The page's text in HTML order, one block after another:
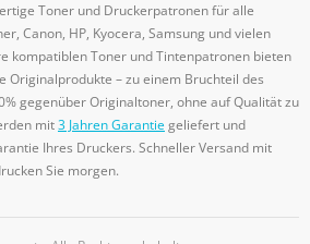
Toner und Druckerpatronen für alle
Canon, HP, Kyocera, Samsung und vielen
kompatiblen Toner und Tintenpatronen bieten
Originalprodukte – zu einem Bruchteil des
gegenüber Originaltoner, ohne auf Qualität zu
mit3 Jahren Garantiegeliefert und
Ihres Druckers. Schneller Versand mit
Sie morgen.